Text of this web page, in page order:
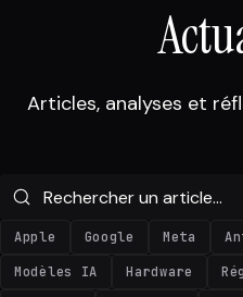
Articles, analyses et
Apple Google Meta
Modèles IA
Hardware